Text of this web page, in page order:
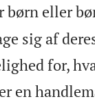
børn eller
sig af
for,
en